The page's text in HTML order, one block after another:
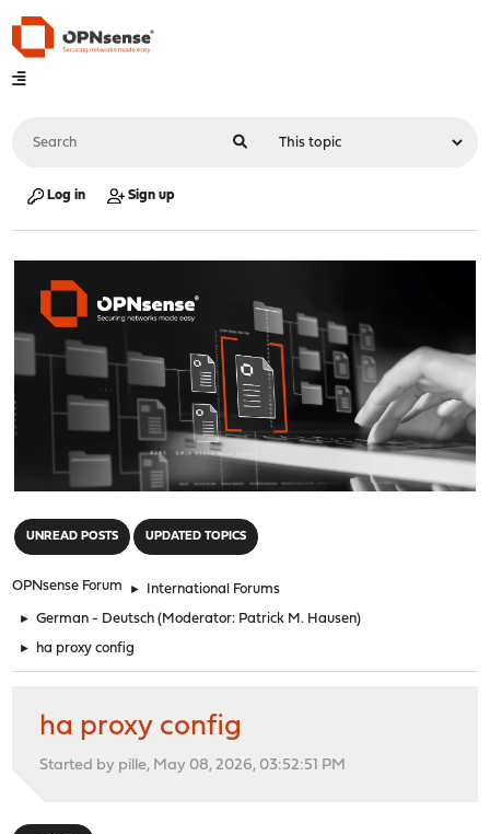
Log in Sign up
UNREAD POSTS UPDATED TOPICS
OPNsense Forum ► International Forums
► German - Deutsch (Moderator: Patrick M. Hausen)
► ha proxy config
ha proxy config
Started by pille, May 08, 2026, 03:52:51 PM